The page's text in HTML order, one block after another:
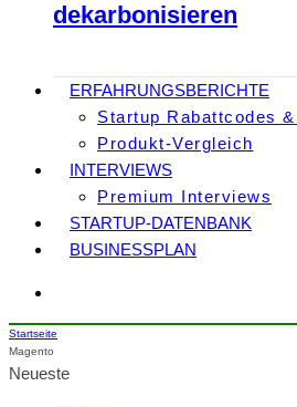
dekarbonisieren
ERFAHRUNGSBERICHTE
Startup Rabattcodes
Produkt-Vergleich
INTERVIEWS
Premium Interviews
STARTUP-DATENBANK
BUSINESSPLAN
Startseite
Magento
Neueste